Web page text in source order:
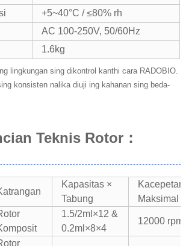
+5~40°C / ≤80% rh
AC 100-250V, 50/60Hz
1.6kg
lingkungan sing dikontrol kanthi cara RADOBIO.
konsisten nalika diuji ing kahanan sing beda-
Teknis Rotor ：
Kapasitas ×
Tabung
Kacepetan
Maksimal
1.5/2ml×12 &
0.2ml×8×4
12000 rpm